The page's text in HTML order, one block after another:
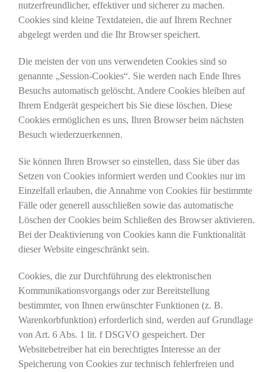
nutzerfreundlicher, effektiver und sicherer zu machen.
Cookies sind kleine Textdateien, die auf Ihrem Rechner
abgelegt werden und die Ihr Browser speichert.
Die meisten der von uns verwendeten Cookies sind so
genannte „Session-Cookies“. Sie werden nach Ende Ihres
Besuchs automatisch gelöscht. Andere Cookies bleiben auf
Ihrem Endgerät gespeichert bis Sie diese löschen. Diese
Cookies ermöglichen es uns, Ihren Browser beim nächsten
Besuch wiederzuerkennen.
Sie können Ihren Browser so einstellen, dass Sie über das
Setzen von Cookies informiert werden und Cookies nur im
Einzelfall erlauben, die Annahme von Cookies für bestimmte
Fälle oder generell ausschließen sowie das automatische
Löschen der Cookies beim Schließen des Browser aktivieren.
Bei der Deaktivierung von Cookies kann die Funktionalität
dieser Website eingeschränkt sein.
Cookies, die zur Durchführung des elektronischen
Kommunikationsvorgangs oder zur Bereitstellung
bestimmter, von Ihnen erwünschter Funktionen (z. B.
Warenkorbfunktion) erforderlich sind, werden auf Grundlage
von Art. 6 Abs. 1 lit. f DSGVO gespeichert. Der
Websitebetreiber hat ein berechtigtes Interesse an der
Speicherung von Cookies zur technisch fehlerfreien und